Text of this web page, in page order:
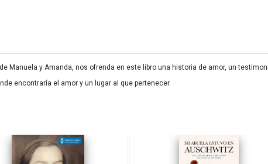
Manuela y Amanda, nos ofrenda en este libro una historia de amor, un
encontraría el amor y un lugar al que pertenecer.